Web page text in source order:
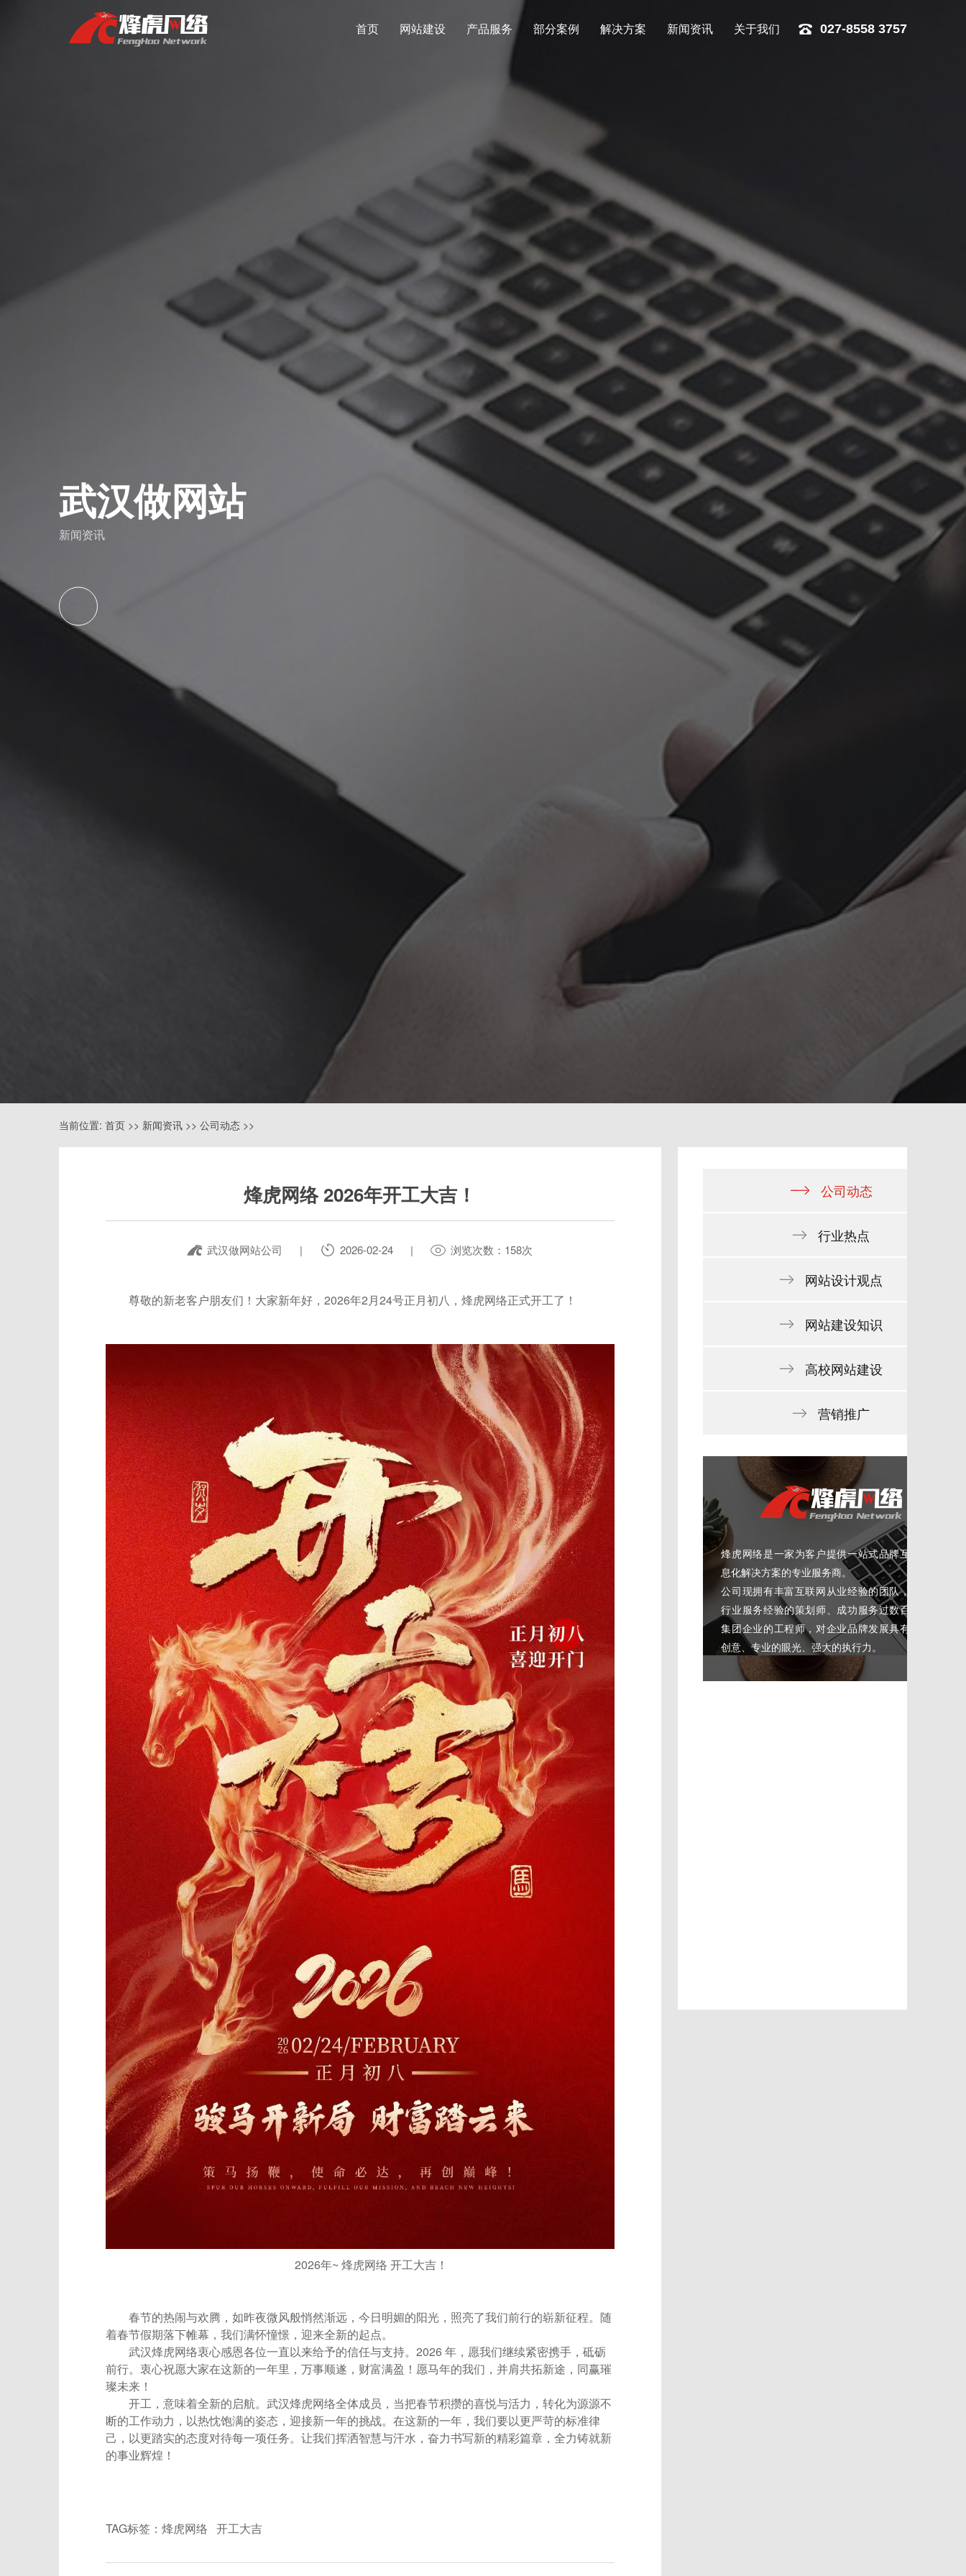
027-8558 3757
首页 网站建设 产品服务 部分案例 解决方案 新闻资讯 关于我们
武汉做网站
新闻资讯
当前位置: 首页 >> 新闻资讯 >> 公司动态 >>
烽虎网络 2026年开工大吉！
武汉做网站公司 | 2026-02-24 | 浏览次数：158次
尊敬的新老客户朋友们！大家新年好，2026年2月24号正月初八，烽虎网络正式开工了！
2026年~ 烽虎网络 开工大吉！
春节的热闹与欢腾，如昨夜微风般悄然渐远，今日明媚的阳光，照亮了我们前行的崭新征程。随
着春节假期落下帷幕，我们满怀憧憬，迎来全新的起点。
武汉烽虎网络衷心感恩各位一直以来给予的信任与支持。2026 年，愿我们继续紧密携手，砥砺
前行。衷心祝愿大家在这新的一年里，万事顺遂，财富满盈！愿马年的我们，并肩共拓新途，同赢璀
璨未来！
开工，意味着全新的启航。武汉烽虎网络全体成员，当把春节积攒的喜悦与活力，转化为源源不
断的工作动力，以热忱饱满的姿态，迎接新一年的挑战。在这新的一年，我们要以更严苛的标准律
己，以更踏实的态度对待每一项任务。让我们挥洒智慧与汗水，奋力书写新的精彩篇章，全力铸就新
的事业辉煌！
TAG标签： 烽虎网络 开工大吉
公司动态
行业热点
网站设计观点
网站建设知识
高校网站建设
营销推广
烽虎网络是一家为客户提供一站式品牌互联网信
息化解决方案的专业服务商。
公司现拥有丰富互联网从业经验的团队，十多年
行业服务经验的策划师、成功服务过数百家知名
集团企业的工程师，对企业品牌发展具有独到的
创意、专业的眼光、强大的执行力。